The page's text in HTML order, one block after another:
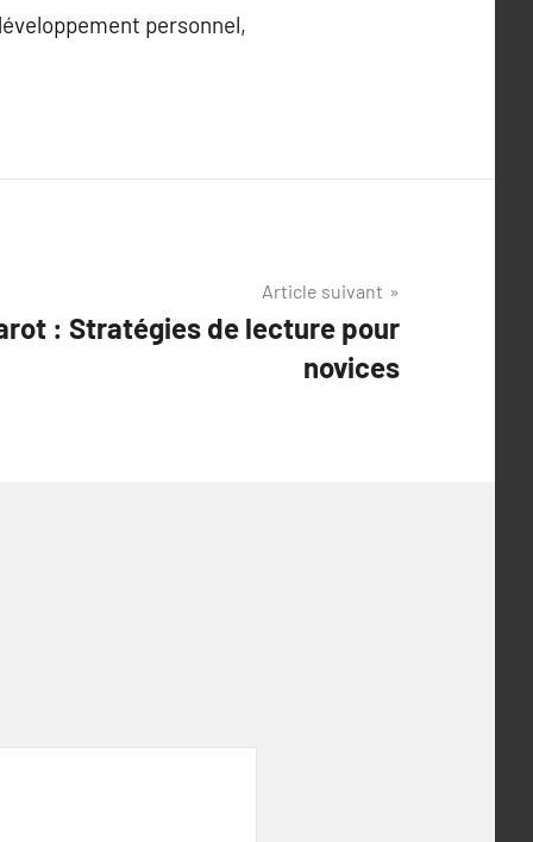
personnel,
Article suivant
: Stratégies de lecture pour
novices